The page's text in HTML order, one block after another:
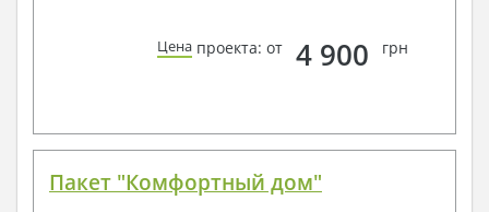
Цена проекта: от 4 900 грн
Пакет "Комфортный дом"